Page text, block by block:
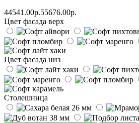
44541.00р.55676.00р.
Цвет фасада верх
Цвет фасада низ
Столешница